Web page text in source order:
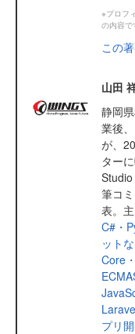
※プロフ
の内容で
この
山田
静岡
業後
が、
ターに
筆コ
表。
C#・
ットな
Core
プリ